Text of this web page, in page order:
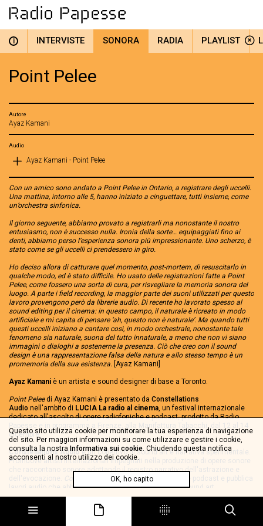
i INTERVISTE SONORA RADIA PLAYLIST
Point Pelee
Autore
Ayaz Kamani
Audio
Ayaz Kamani - Point Pelee
Con un amico sono andato a Point Pelee in Ontario, a registrare degli uccelli.
Una mattina, intorno alle 5, hanno iniziato a cinguettare, tutti insieme, come
un’orchestra sinfonica.
Il giorno seguente, abbiamo provato a registrarli ma nonostante il nostro
entusiasmo, non è successo nulla. Ironia della sorte… equipaggiati fino ai
denti, abbiamo perso l’esperienza sonora più impressionante. Uno scherzo, è
stato come se gli uccelli ci prendessero in giro.
Ho deciso allora di catturare quel momento, post-mortem, di resuscitarlo in
qualche modo, ed è stato difficile. Ho usato delle registrazioni fatte a Point
Pelee, come fossero una sorta di cura, per risvegliare la memoria sonora del
luogo. A parte i field recording, la maggior parte dei suoni utilizzati per questo
lavoro provengono però da librerie audio. Di recente ho lavorato spesso al
sound editing per il cinema: in questo campo, il naturale è ricreato in modo
artificiale e mi capita di pensare ‘ah, questo non è naturale’. Ma quando tutti
questi uccelli iniziano a cantare così, in modo orchestrale, nonostante tale
fenomeno sia naturale, suona del tutto innaturale, a meno che non vi siano
immagini o dialoghi a sostenerne la presenza. Ciò che creo con il sound
design è una rappresentazione falsa della natura e allo stesso tempo è un
promemoria della sua esistenza. [Ayaz Kamani]
Ayaz Kamani è un artista e sound designer di base a Toronto.
Point Peleedi Ayaz Kamani è presentato da Constellations
Audio nell'ambito di LUCIA La radio al cinema, un festival internazionale
dedicato all'ascolto di opere radiofoniche e podcast, prodotto da Radio
Papesse e in programma a Firenze, alla Manifattura Tabacchi, dal 12 al 14
dicembre.
Constellations Audioè un collettivo di sound art e narrativa sperimentale.
Promuove artisti internazionali impegnati nella produzione di opere sonore
che raccontano sonore adottando il registro narrativo dell'astrazione e
dell'evocazione.
Constellations cura eventi live, produce podcast e pubblica
lavori audio che abbattono i confini tra documentario, sound art,
soundscape, fiction e musica; lavori che richiedono una profonda
esperienza di ascolto e che incoraggiano gli ascoltatori ad ampliare la
propria idea di narrazione sonora.
Questo sito utilizza cookie per monitorare la tua esperienza di navigazione
del sito. Per maggiori informazioni su come utilizzare e gestire i cookie,
consulta la nostra Informativa sui cookie. Chiudendo questa notifica
acconsenti al nostro utilizzo dei cookie.
OK, ho capito